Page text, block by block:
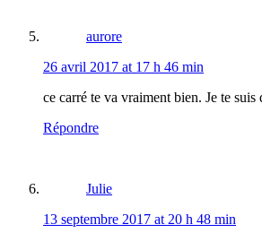
aurore
26 avril 2017 at 17 h 46 min
ce carré te va vraiment bien. Je te
Répondre
Julie
13 septembre 2017 at 20 h 48 min